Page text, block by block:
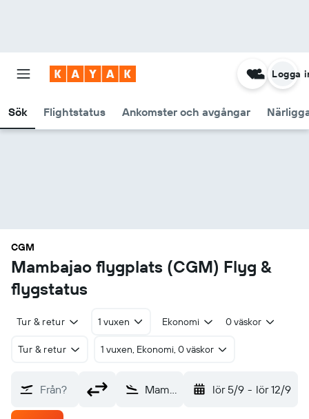
Sök Flightstatus Ankomster och avgångar
Logga
CGM
Mambajao flygplats (CGM) Flyg &
flygstatus
Tur & retur 1 vuxen Ekonomi 0 väskor
Tur & retur 1 vuxen, Ekonomi, 0 väskor
Från? Mambajao (CGM) lör 5/9 - lör 12/9